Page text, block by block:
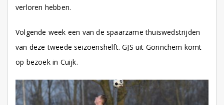
verloren hebben.
Volgende week een van de spaarzame thuiswedstrijden
van deze tweede seizoenshelft. GJS uit Gorinchem komt
op bezoek in Cuijk.